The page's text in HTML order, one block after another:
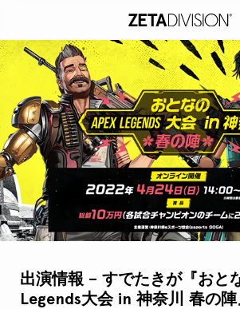
出演情報 – すでたきが『おと
Legends大会 in 神奈川 春の